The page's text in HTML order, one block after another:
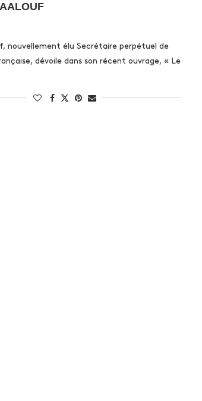
nouvellement élu Secrétaire perpétuel de
dévoile dans son récent ouvrage, « Le